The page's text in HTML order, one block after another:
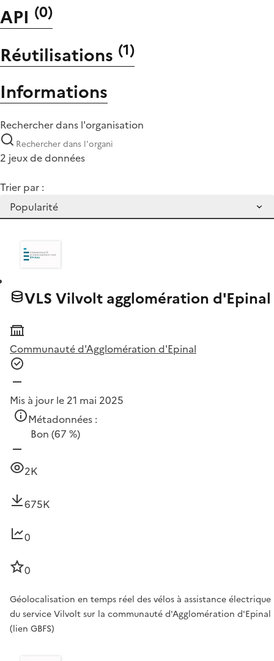
API (0)
Réutilisations (1)
Informations
Rechercher dans l'organisation
2 jeux de données
Trier par :
VLS Vilvolt agglomération d'Epinal
Communauté d'Agglomération d'Epinal
Mis à jour le 21 mai 2025
Métadonnées :
Bon (67 %)
2K
675K
0
0
Géolocalisation en temps réel des vélos à assistance électrique
du service Vilvolt sur la communauté d'Agglomération d'Epinal
(lien GBFS)